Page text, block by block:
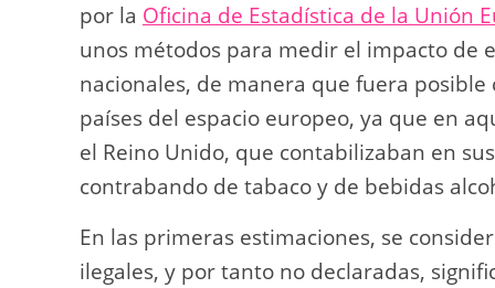
por la Oficina de Estadística de la Unión
unos métodos para medir el impacto de
nacionales, de manera que fuera
países del espacio europeo, ya que en
el Reino Unido, que contabilizaban en
contrabando de tabaco y de bebidas
En las primeras estimaciones, se
ilegales, y por tanto no declaradas,